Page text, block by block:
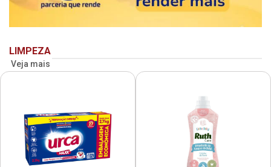
LIMPEZA
Veja mais